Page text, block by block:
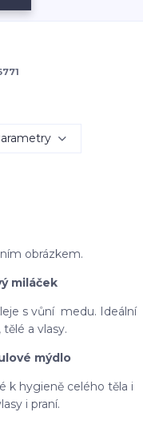
obrázkem.
miláček
s vůní medu. Ideální
a vlasy.
mýdlo
k hygieně celého těla i
i praní.